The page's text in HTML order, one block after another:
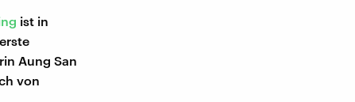
ist in
Aung San
von